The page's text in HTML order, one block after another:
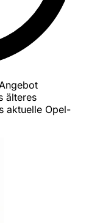
älteres
aktuelle Opel-